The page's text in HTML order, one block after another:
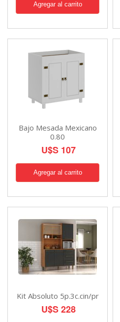
Bajo Mesada Mexicano
0.80
U$S 107
Kit Absoluto 5p.3c.cin/pr
U$S 228